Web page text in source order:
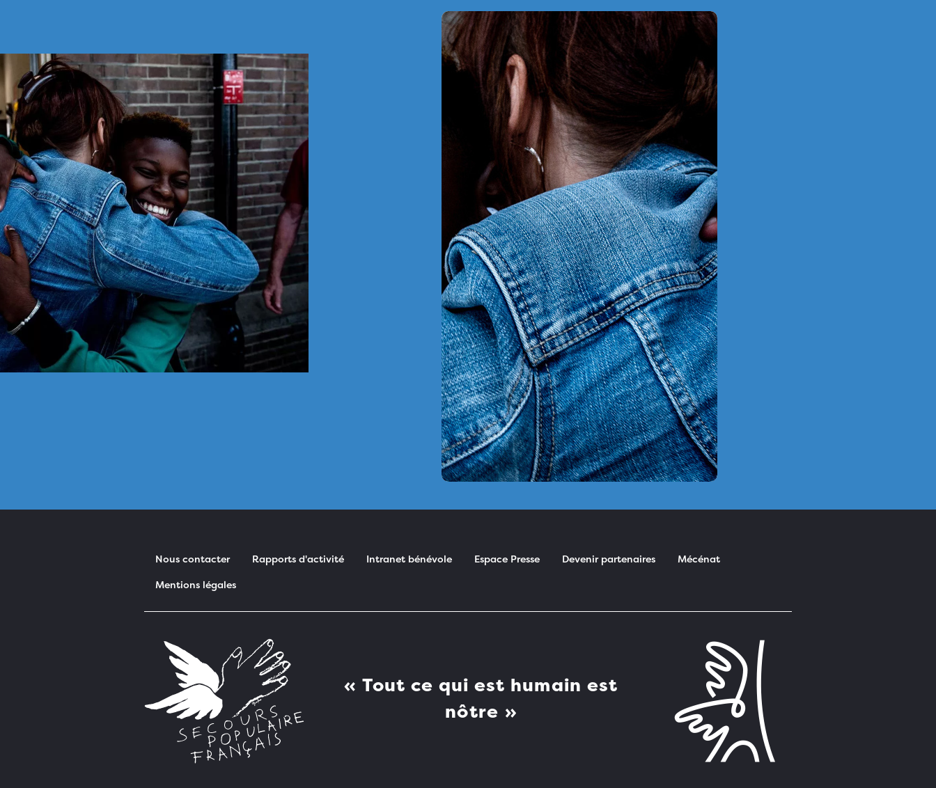
Nous contacter Rapports d'activité Intranet bénévole Espace Presse Devenir partenaires
Mécénat
Mentions légales
Tout ce qui est humain est
nôtre